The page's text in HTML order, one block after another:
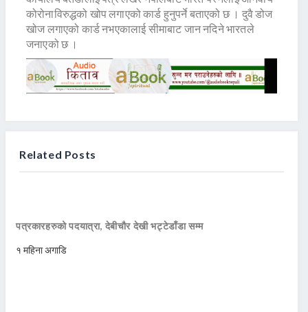
कोरोनाविरुद्धको खोप लगाएको कार्ड हुनुपर्ने बताएको छ । दुवै डोज
खोज लगाएको कार्ड नभएकालाई सीमाबाट जान नदिने भारतले
जनाएको छ ।
Related Posts
पत्रकारहरुको पदयात्रा, देबीचौर देखी भट्टेडाँडा सम्म
१ महिना अगाडि